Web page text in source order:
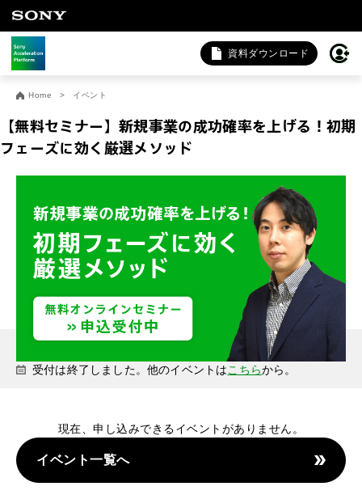
資料ダウンロード
Home イベント
【無料セミナー】新規事業の成功確率を上げる！初期
フェーズに効く厳選メソッド
開催日程
受付は終了しました。他のイベントはこちらから。
現在、申し込みできるイベントがありません。
イベント一覧へ
お問い合わせ
法人向けサービスに関するご相談・お問い合わせは以下のボタ
ンからお願いします（外部サイトにジャンプします）。
FAQ&個人お問い合わせは以下のボタンからお願いします。
FAQ & 個人お問い合わせ